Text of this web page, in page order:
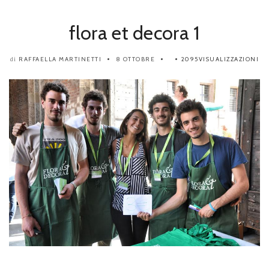
flora et decora 1
di RAFFAELLA MARTINETTI 8 OTTOBRE 2095VISUALIZZAZIONI